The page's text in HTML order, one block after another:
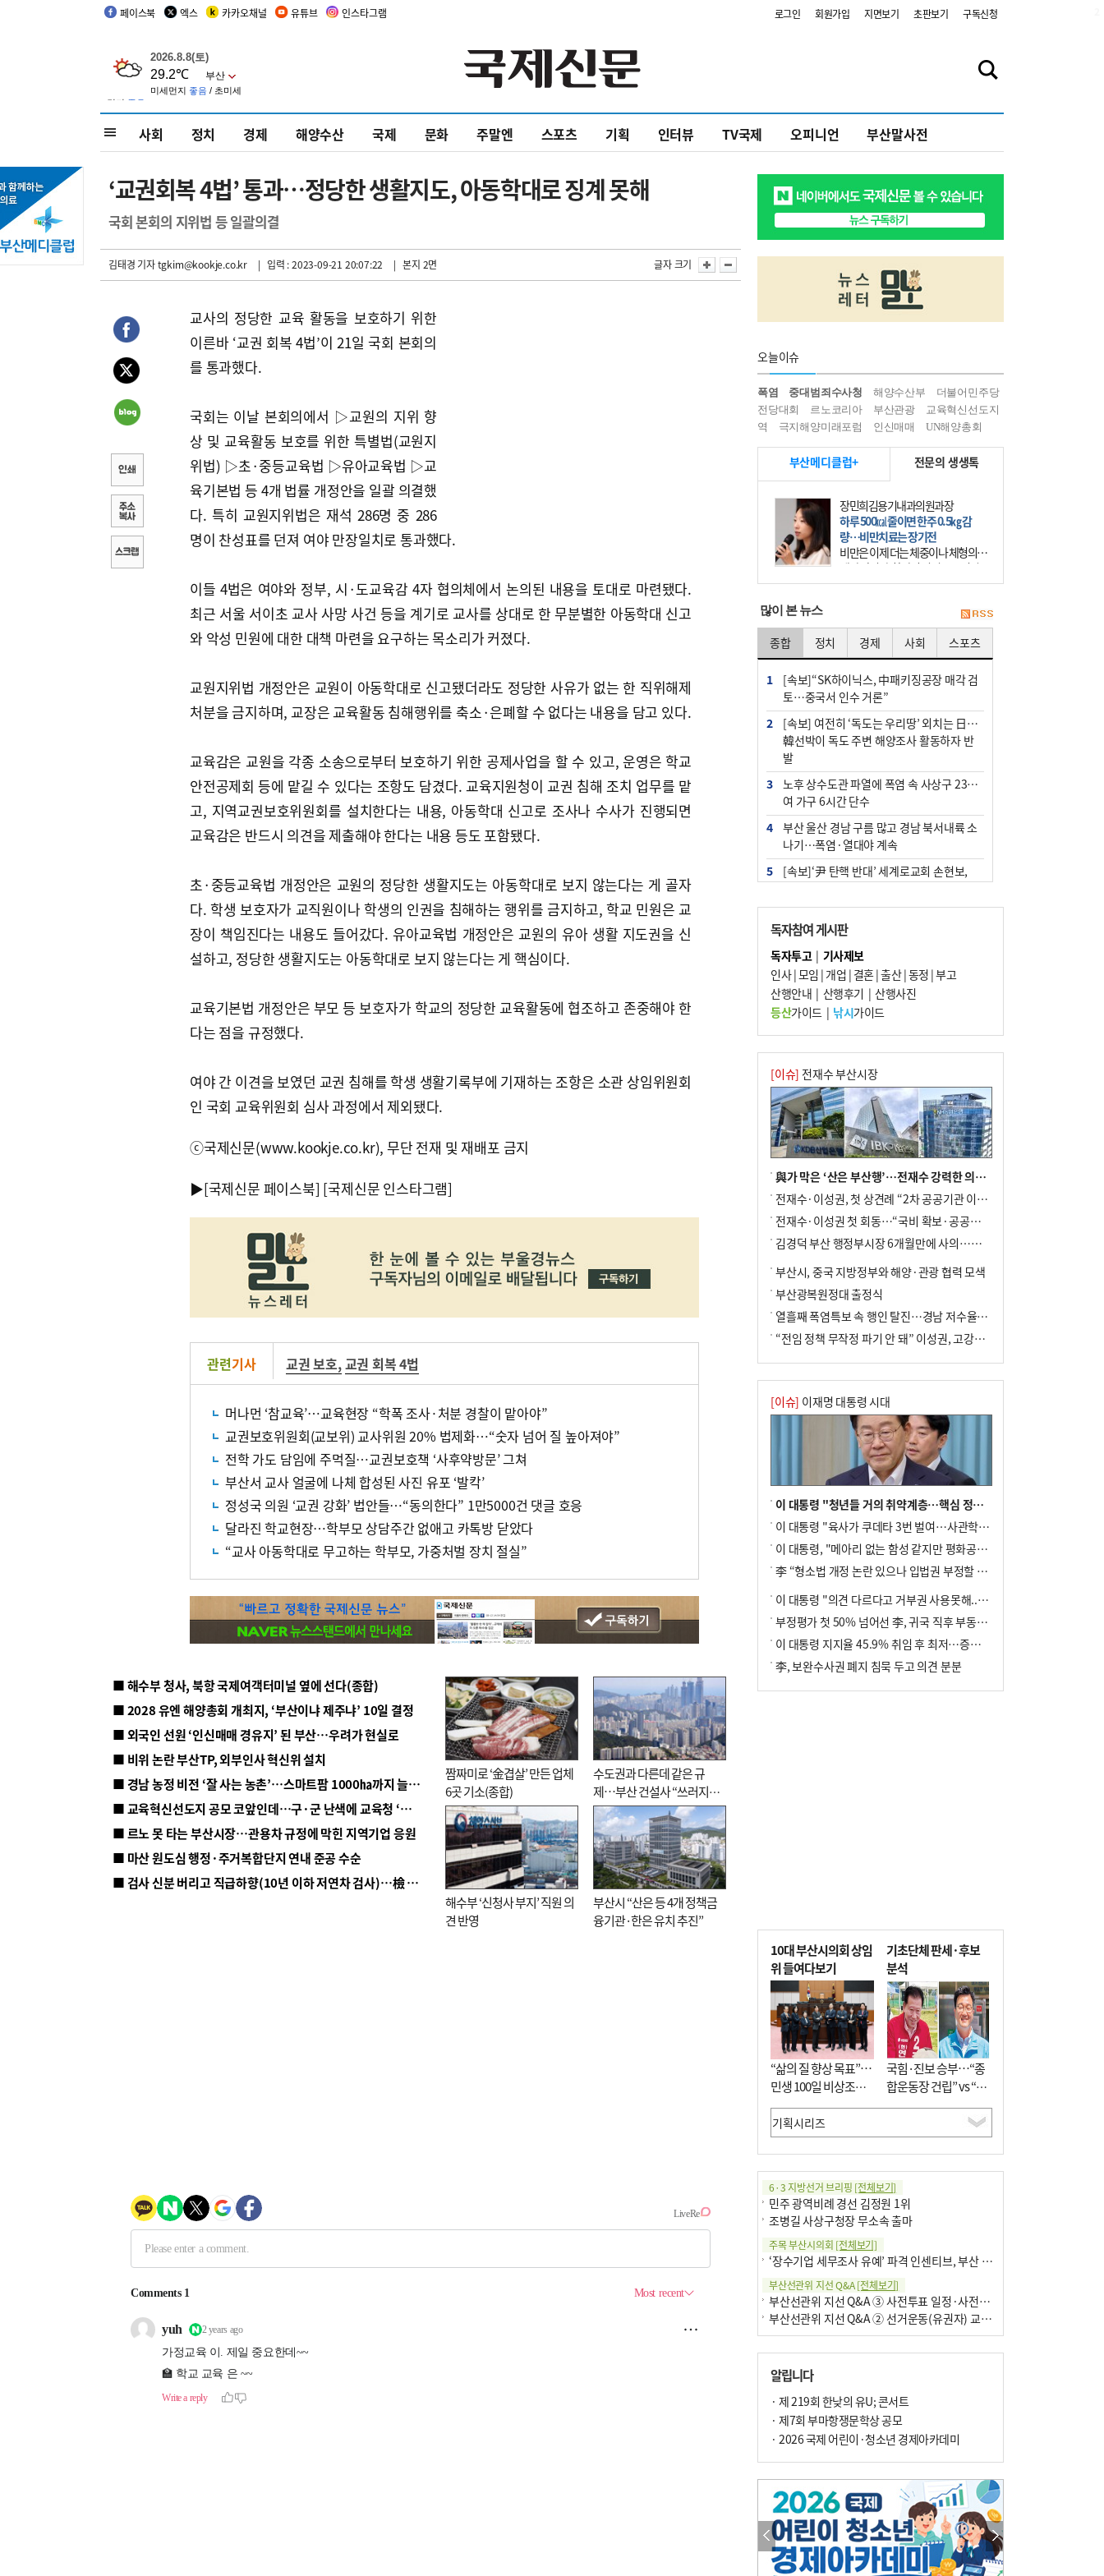
페이스북 엑스 카카오채널 유튜브 인스타그램 로그인 회원가입 지면보기 초판보기 구독신청
사회 정치 경제 해양수산 국제 문화 주말엔 스포츠 기획 인터뷰 TV국제 오피니언 부산말사전
‘교권회복 4법’ 통과…정당한 생활지도, 아동학대로 징계 못해
국회 본회의 지위법 등 일괄의결
김태경 기자tgkim@kookje.co.kr | 입력 : 2023-09-21 20:07:22 | 본지 2면 글자 크기
교사의 정당한 교육 활동을 보호하기 위한
이른바 ‘교권 회복 4법’이 21일 국회 본회의
를 통과했다.
국회는 이날 본회의에서 ▷교원의 지위 향
상 및 교육활동 보호를 위한 특별법(교원지
위법) ▷초·중등교육법 ▷유아교육법 ▷교
육기본법 등 4개 법률 개정안을 일괄 의결했
다. 특히 교원지위법은 재석 286명 중 286
명이 찬성표를 던져 여야 만장일치로 통과했다.
이들 4법은 여야와 정부, 시·도교육감 4자 협의체에서 논의된 내용을 토대로 마련됐다.
최근 서울 서이초 교사 사망 사건 등을 계기로 교사를 상대로 한 무분별한 아동학대 신고
와 악성 민원에 대한 대책 마련을 요구하는 목소리가 커졌다.
교원지위법 개정안은 교원이 아동학대로 신고됐더라도 정당한 사유가 없는 한 직위해제
처분을 금지하며, 교장은 교육활동 침해행위를 축소·은폐할 수 없다는 내용을 담고 있다.
교육감은 교원을 각종 소송으로부터 보호하기 위한 공제사업을 할 수 있고, 운영은 학교
안전공제회 등에 맡길 수 있다는 조항도 담겼다. 교육지원청이 교권 침해 조치 업무를 맡
고, 지역교권보호위원회를 설치한다는 내용, 아동학대 신고로 조사나 수사가 진행되면
교육감은 반드시 의견을 제출해야 한다는 내용 등도 포함됐다.
초·중등교육법 개정안은 교원의 정당한 생활지도는 아동학대로 보지 않는다는 게 골자
다. 학생 보호자가 교직원이나 학생의 인권을 침해하는 행위를 금지하고, 학교 민원은 교
장이 책임진다는 내용도 들어갔다. 유아교육법 개정안은 교원의 유아 생활 지도권을 신
설하고, 정당한 생활지도는 아동학대로 보지 않는다는 게 핵심이다.
교육기본법 개정안은 부모 등 보호자가 학교의 정당한 교육활동에 협조하고 존중해야 한
다는 점을 규정했다.
여야 간 이견을 보였던 교권 침해를 학생 생활기록부에 기재하는 조항은 소관 상임위원회
인 국회 교육위원회 심사 과정에서 제외됐다.
ⓒ국제신문(www.kookje.co.kr), 무단 전재 및 재배포 금지
▶[국제신문 페이스북] [국제신문 인스타그램]
관련기사 교권 보호,교권 회복 4법
머나먼 ‘참교육’…교육현장 “학폭 조사·처분 경찰이 맡아야”
교권보호위원회(교보위) 교사위원 20% 법제화…“숫자 넘어 질 높아져야”
전학 가도 담임에 주먹질…교권보호책 ‘사후약방문’ 그쳐
부산서 교사 얼굴에 나체 합성된 사진 유포 ‘발칵’
정성국 의원 ‘교권 강화’ 법안들…“동의한다” 1만5000건 댓글 호응
달라진 학교현장…학부모 상담주간 없애고 카톡방 닫았다
“교사 아동학대로 무고하는 학부모, 가중처벌 장치 절실”
■ 해수부 청사, 북항 국제여객터미널 옆에 선다(종합)
■ 2028 유엔 해양총회 개최지, ‘부산이냐 제주냐’ 10일 결정
■ 외국인 선원 ‘인신매매 경유지’ 된 부산…우려가 현실로
■ 비위 논란 부산TP, 외부인사 혁신위 설치
■ 경남 농정 비전 ‘잘 사는 농촌’…스마트팜 1000㏊까지 늘린다
■ 교육혁신선도지 공모 코앞인데…구·군 난색에 교육청 ‘쩔쩔’
■ 르노 못 타는 부산시장…관용차 규정에 막힌 지역기업 응원
■ 마산 원도심 행정·주거복합단지 연내 준공 수순
■ 검사 신분 버리고 직급하향(10년 이하 저연차 검사)…檢 중수청행 기피
짬짜미로 ‘金겹살’ 만든 업체
6곳 기소(종합)
수도권과 다른데 같은 규
제…부산 건설사 “쓰러지기
직전”
해수부 ‘신청사 부지’ 직원 의
견 반영
부산시 “산은 등 4개 정책금
융기관·한은 유치 추진”
오늘이슈
폭염 중대범죄수사청 해양수산부
더불어민주당
전당대회
르노코리아 부산관광
교육혁신선도지
역
극지해양미래포럼 인신매매 UN해양총회
부산메디클럽+ 전문의 생생톡
장민희김용기내과의원과장
하루 500㎉ 줄이면 한주 0.5㎏ 감
량…비만치료는 장기전
비만은 이제 더는 체중이나 체형의 문
제가 아니다. 하나의 질병으로 인지
하고 치료와 관리를 해야 한다. 세계
많이 본 뉴스
종합 정치 경제 사회 스포츠
1
[속보]“SK하이닉스, 中패키징공장 매각 검
토…중국서 인수 거론”
2
[속보] 여전히 ‘독도는 우리땅’ 외치는 日…
韓선박이 독도 주변 해양조사 활동하자 반
발
3
노후 상수도관 파열에 폭염 속 사상구 2300
여 가구 6시간 단수
4
부산 울산 경남 구름 많고 경남 북서내륙 소
나기…폭염·열대야 계속
5
[속보]‘尹 탄핵 반대’ 세계로교회 손현보,
군사기밀 유출자 색출 지시
7
부산 주유소 휘발유 평균가 ℓ당 1849원…
전주보다 3원 ↓
8
[속보] ‘심판 성접대’ 논란 축구협회 공식 사
과…“현재는 부적절 행위 없어”
10 "올해 코스피 사이드카 43회 중 25회는 삼
전닉스 ETF 이후 발생"
독자참여 게시판
독자투고| 기사제보
인사|모임 | 개업 | 결혼|출산|동정 |부고
산행안내 | 산행후기 | 산행사진
등산가이드| 낚시가이드
[이슈] 전재수 부산시장
與가 막은 ‘산은 부산행’…전재수 강력한 의지 표명 없인 공염불
전재수·이성권, 첫 상견례 “2차 공공기관 이전 초당 협력”(종합)
전재수·이성권 첫 회동…“국비 확보·공공기관 이전 협력”
김경덕 부산 행정부시장 6개월만에 사의…후임 인선 촉각
부산시, 중국 지방정부와 해양·관광 협력 모색
부산광복원정대 출정식
열흘째 폭염특보 속 행인 탈진…경남 저수율 평년의 절반
“전임 정책 무작정 파기 안 돼” 이성권, 고강도 ‘전재수 견제’ 예고
[이슈] 이재명 대통령 시대
이 대통령 "청년들 거의 취약계층…핵심 정책 재편""
이 대통령 "육사가 쿠데타 3번 벌여…사관학교 통합 신속히 추진"
이 대통령, "메아리 없는 함성 같지만 평화공존책 계속해야"
李 “형소법 개정 논란 있으나 입법권 부정할 만큼은 아냐”(종합)
이 대통령 "의견 다르다고 거부권 사용못해.. 입법권 부정할 상황이라 보기 어려워"
부정평가 첫 50% 넘어선 李, 귀국 직후 부동산·증시 점검(종합)
이 대통령 지지율 45.9% 취임 후 최저…증시 폭락·연임 개헌 논란 영향
李, 보완수사권 폐지 침묵 두고 의견 분분
10대 부산시의회 상임
위 들여다보기
“삶의 질 향상 목표”…
민생 100일 비상조치
면밀 심사
기초단체 판세·후보
분석
국힘·진보 승부…“종
합운동장 건립” vs “출
근 공공버스 도입”
6·3 지방선거 브리핑 [전체보기]
민주 광역비례 경선 김정원 1위
조병길 사상구청장 무소속 출마
주목 부산시의회 [전체보기]
‘장수기업 세무조사 유예’ 파격 인센티브, 부산 유출 막을까
부산선관위 지선 Q&A[전체보기]
부산선관위 지선 Q&A ③ 사전투표 일정·사전투표함 보관
부산선관위 지선 Q&A ② 선거운동(유권자) 교육감투표용지
알립니다
· 제 219회 한낮의 유U; 콘서트
· 제7회 부마항쟁문학상 공모
· 2026 국제 어린이·청소년 경제아카데미